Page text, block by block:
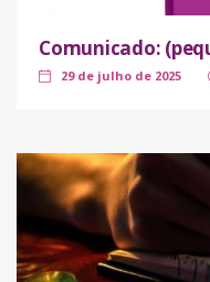
Comunicado:
29 de julho de 2025